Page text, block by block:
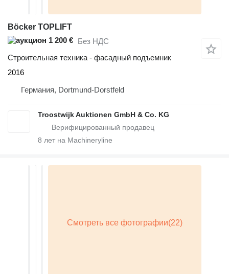
Böcker TOPLIFT
1 200 € Без НДС
Строительная техника - фасадный подъемник
2016
Германия, Dortmund-Dorstfeld
Troostwijk Auktionen GmbH & Co. KG
8 лет на Machineryline